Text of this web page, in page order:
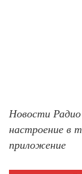
Новости
настроение в
приложение